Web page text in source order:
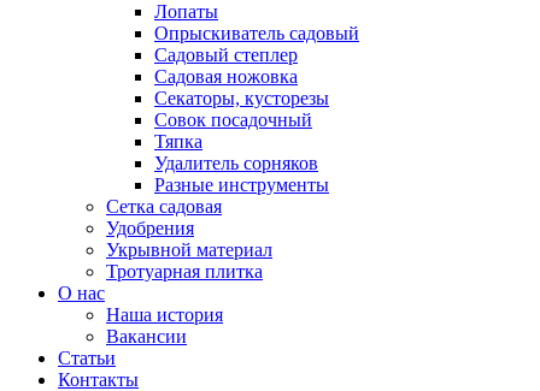
Лопаты
Опрыскиватель садовый
Садовый степлер
Садовая ножовка
Секаторы, кусторезы
Совок посадочный
Тяпка
Удалитель сорняков
Разные инструменты
Сетка садовая
Удобрения
Укрывной материал
Тротуарная плитка
О нас
Наша история
Вакансии
Статьи
Контакты